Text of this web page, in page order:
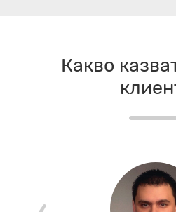
Какво